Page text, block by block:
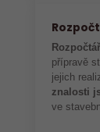
přípravě
jejich
znalosti
ve